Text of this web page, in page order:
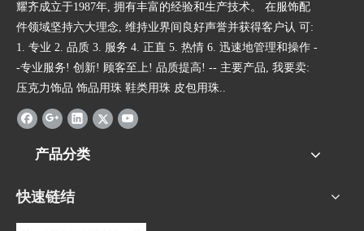
耀齐成立于1987年, 拥有丰富的经验和生产技术。 在服饰配
件领域坚持六大理念, 维持业界间良好声誉并获得客户认 可:
1. 专业 2. 品质 3. 服务 4. 正直 5. 热情 6. 迅速地管理和操作 -
-专业服务! 创新! 顾客至上! 品质提高! -- 主要产品, 我要卖:
压克力饰品 饰品用珠 鞋类用珠 皮包用珠..
产品分类
快速链结